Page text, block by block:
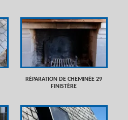
RÉPARATION DE CHEMINÉE 29
FINISTÈRE